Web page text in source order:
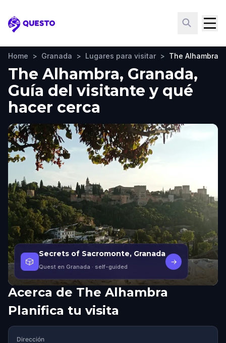
Questo
Home > Granada > Lugares para visitar > The Alhambra
The Alhambra, Granada,
Guía del visitante y qué
hacer cerca
🎲
Secrets of Sacromonte, Granada
Quest en Granada · self-guided
→
Acerca de The Alhambra
Planifica tu visita
Dirección